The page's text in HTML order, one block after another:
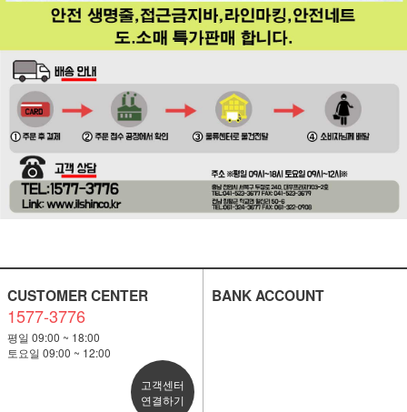
CUSTOMER CENTER
1577-3776
평일 09:00 ~ 18:00
토요일 09:00 ~ 12:00
고객센터
연결하기
BANK ACCOUNT